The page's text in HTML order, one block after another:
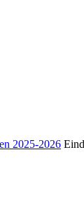
2025-2026